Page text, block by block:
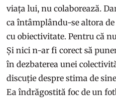
viața lui, nu colaborează.
ca întâmplându-se altora de
cu obiectivitate. Pentru că
Și nici n-ar fi corect să
în dezbaterea unei
discuție despre stima de
Ea îndrăgostită foc de un